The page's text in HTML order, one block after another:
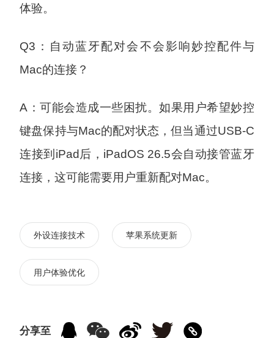
体验。
Q3：自动蓝牙配对会不会影响妙控配件与
Mac的连接？
A：可能会造成一些困扰。如果用户希望妙控
键盘保持与Mac的配对状态，但当通过USB-C
连接到iPad后，iPadOS 26.5会自动接管蓝牙
连接，这可能需要用户重新配对Mac。
外设连接技术 苹果系统更新
用户体验优化
分享至